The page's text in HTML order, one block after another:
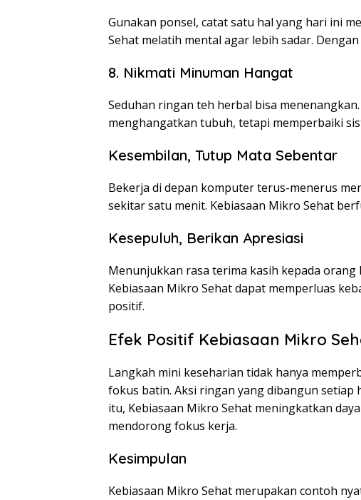
Gunakan ponsel, catat satu hal yang hari ini
Sehat melatih mental agar lebih sadar.
8. Nikmati Minuman Hangat
Seduhan ringan teh herbal bisa
menghangatkan tubuh, tetapi memperbaiki
Kesembilan, Tutup Mata Sebentar
Bekerja di depan komputer terus-menerus
sekitar satu menit. Kebiasaan Mikro Sehat
Kesepuluh, Berikan Apresiasi
Menunjukkan rasa terima kasih kepada
Kebiasaan Mikro Sehat dapat memperluas
positif.
Efek Positif Kebiasaan Mikro
Langkah mini keseharian tidak hanya
fokus batin. Aksi ringan yang dibangun setiap
itu, Kebiasaan Mikro Sehat meningkatkan
mendorong fokus kerja.
Kesimpulan
Kebiasaan Mikro Sehat merupakan contoh